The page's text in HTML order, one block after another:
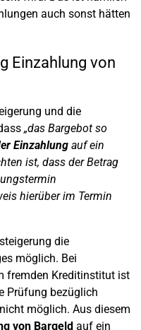
auch sonst hätten
Einzahlung von
und die
„das Bargebot so
Einzahlung auf ein
ist, dass der Betrag
hierüber im Termin
die
möglich. Bei
fremden Kreditinstitut ist
Prüfung bezüglich
möglich. Aus diesem
von Bargeld auf ein